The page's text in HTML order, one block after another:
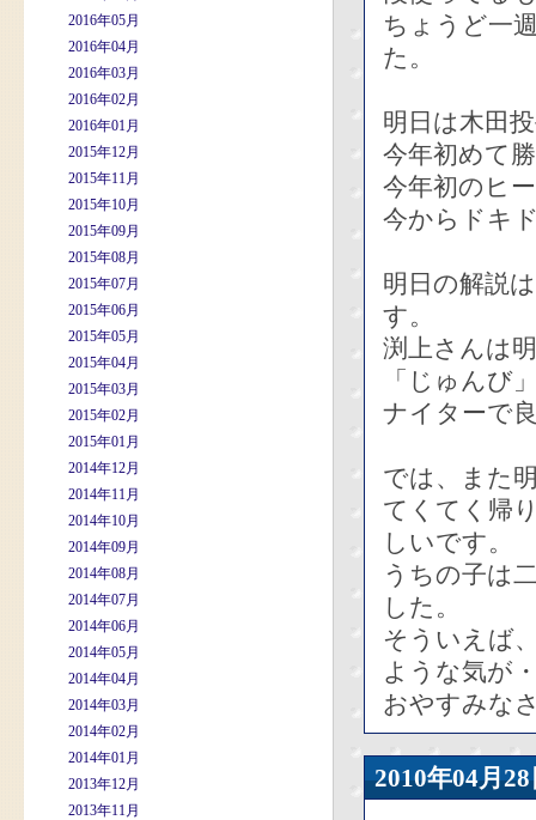
2016年05月
2016年04月
2016年03月
2016年02月
2016年01月
2015年12月
2015年11月
2015年10月
2015年09月
2015年08月
2015年07月
2015年06月
2015年05月
2015年04月
2015年03月
2015年02月
2015年01月
2014年12月
2014年11月
2014年10月
2014年09月
2014年08月
2014年07月
2014年06月
2014年05月
2014年04月
2014年03月
2014年02月
2014年01月
2013年12月
2013年11月
ちょうど一
た。
明日は木田
今年初めて
今年初のヒ
今からドキ
明日の解説
す。
渕上さんは
「じゅんび
ナイターで
では、また
てくてく帰
しいです。
うちの子は
した。
そういえば
ような気が
おやすみな
2010年04